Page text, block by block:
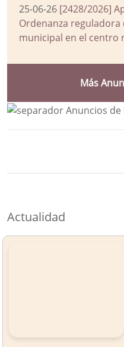
25-06-26 [2428/2026]
Ordenanza reguladora
municipal en el centro
Más
Actualidad